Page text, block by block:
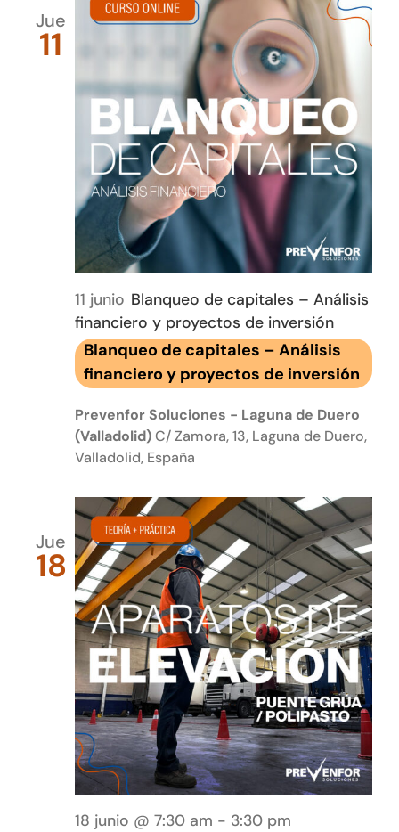
Jue
11
11 junio Blanqueo de capitales – Análisis
financiero y proyectos de inversión
Blanqueo de capitales – Análisis
financiero y proyectos de inversión
Prevenfor Soluciones - Laguna de Duero
(Valladolid)C/ Zamora, 13, Laguna de Duero,
Valladolid, España
Jue
18
18 junio @ 7:30 am - 3:30 pm